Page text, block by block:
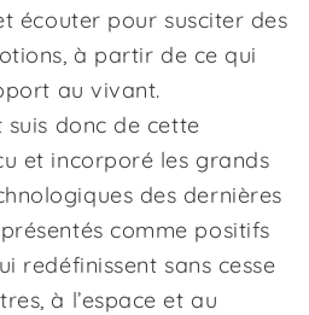
écouter pour susciter des
à partir de ce qui
au vivant.
suis donc de cette
et incorporé les grands
des dernières
comme positifs
redéfinissent sans cesse
à l’espace et au